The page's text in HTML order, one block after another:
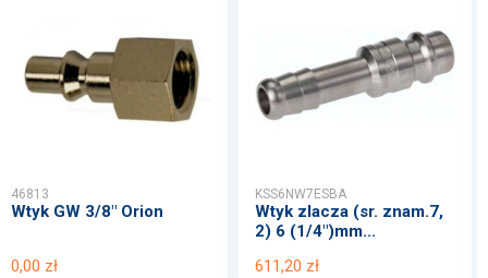
46813
Wtyk GW 3/8" Orion
0,00 zł
KSS6NW7ESBA
Wtyk zlacza (sr. znam.7,
2) 6 (1/4")mm...
611,20 zł